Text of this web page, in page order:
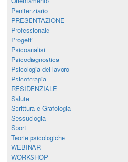
Penitenziario
PRESENTAZIONE
Professionale
Progetti
Psicoanalisi
Psicodiagnostica
Psicologia del lavoro
Psicoterapia
RESIDENZIALE
Salute
Scrittura e Grafologia
Sessuologia
Sport
Teorie psicologiche
WEBINAR
WORKSHOP